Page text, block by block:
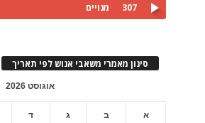
307 מנויים
סינון מאמרי משאבי אנוש לפי תאריך
אוגוסט 2026
א ב ג ד